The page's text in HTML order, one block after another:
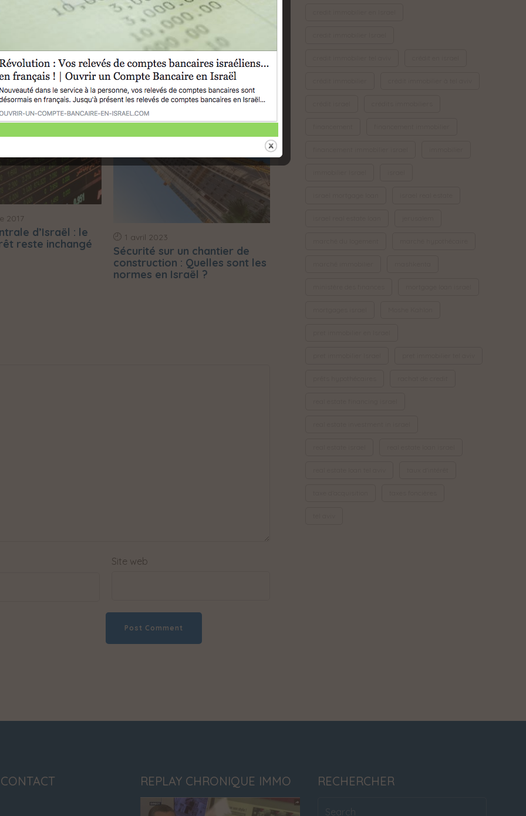
2017
d’Israël : le
reste inchangé
1 avril 2023
Sécurité sur un chantier de
construction : Quelles sont les
normes en Israël ?
Site web
REPLAY CHRONIQUE IMMO RECHERCHER